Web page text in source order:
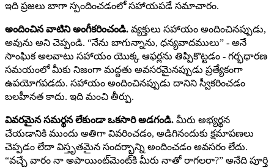
ఇది ప్రజలు బాగా స్పందించడంలో సహాయపడే సమాచారం.
అందించిన వాటిని అంగీకరించండి. వ్యక్తులు సహాయం అందించినప్పుడు,
అవును అని చెప్పండి. “నేను బాగున్నాను, ధన్యవాదములు” - అనే
సాంఘిక అలవాటు సహాయం యొక్క ఆఫర్లను తిప్పికొట్టడం - గర్భధారణ
సమయంలో మీకు నిజంగా మద్దతు అవసరమైనప్పుడు ప్రత్యేకంగా
ఉపయోగపడదు. సహాయం అందించినప్పుడు దానిని స్వీకరించడం
బలహీనత కాదు. ఇది మంచి తీర్పు.
వివరమైన సమర్థన లేకుండా ఒకసారి అడగండి. మీరు అభ్యర్థన
చేయడానికి ముందు అతిగా వివరించడం, అడిగినందుకు క్షమాపణలు
చెప్పడం లేదా విస్తృతమైన సందర్భాన్ని అందించడం అవసరం లేదు.
“వచ్చే వారం నా అపాయింట్‌మెంట్‌కి మీరు నాతో రాగలరా?” అనేది పూర్తి